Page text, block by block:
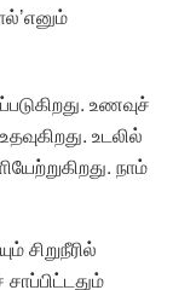
உணவுச்
உடலில்
நாம்
சிறுநீரில்